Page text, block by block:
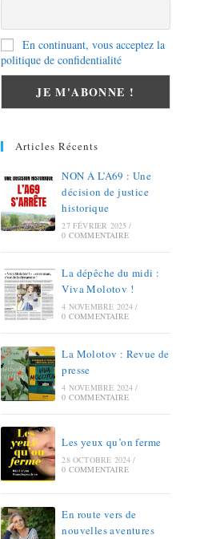
En continuant, vous acceptez la
politique de confidentialité
Articles Récents
NON A L’A69 : Une
décision de justice
historique
27 FÉVRIER 2025 /
0 COMMENTAIRE
La dépêche du midi :
Viva Molotov !
4 NOVEMBRE 2024 /
0 COMMENTAIRE
La Molotov : Revue de
presse
4 NOVEMBRE 2024 /
0 COMMENTAIRE
Les yeux qu’on ferme
28 OCTOBRE 2024 /
0 COMMENTAIRE
En route vers de
nouvelles aventures